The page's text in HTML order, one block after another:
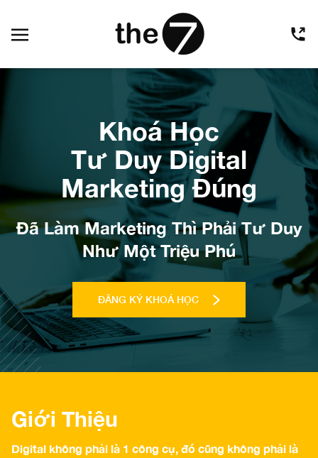
Khoá Học
Tư Duy Digital
Marketing Đúng
Đã Làm Marketing Thì Phải Tư Duy
Như Một Triệu Phú
ĐĂNG KÝ KHOÁ HỌC
Giới Thiệu
Digital không phải là 1 công cụ, đó cũng không phải là